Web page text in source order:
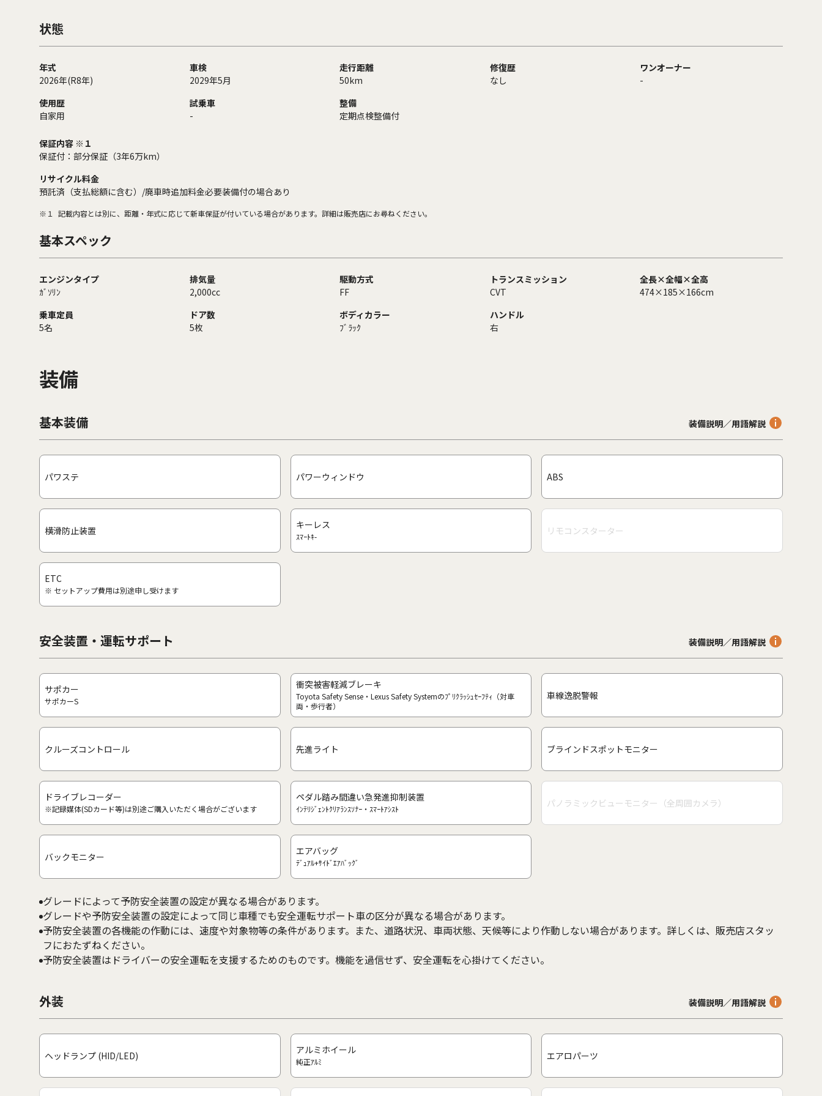
状態
年式
2026年(R8年)
車検
2029年5月
走行距離
50km
修復歴
なし
ワンオーナー
-
使用歴
自家用
試乗車
-
整備
定期点検整備付
保証内容 ※１
保証付：部分保証（3年6万km）
リサイクル料金
預託済（支払総額に含む）/廃車時追加料金必要装備付の場合あり
※１ 記載内容とは別に、距離・年式に応じて新車保証が付いている場合があります。詳細は販売店にお尋ねください。
基本スペック
エンジンタイプ
ｶﾞｿﾘﾝ
排気量
2,000cc
駆動方式
FF
トランスミッション
CVT
全長×全幅×全高
474×185×166cm
乗車定員
5名
ドア数
5枚
ボディカラー
ﾌﾞﾗｯｸ
ハンドル
右
装備
基本装備 装備説明／用語解説
パワステ パワーウィンドウ ABS
横滑防止装置 キーレス
ｽﾏｰﾄｷ- リモコンスターター
ETC
※ セットアップ費用は別途申し受けます
安全装置・運転サポート 装備説明／用語解説
サポカー
サポカーS
衝突被害軽減ブレーキ
Toyota Safety Sense・Lexus Safety Systemのﾌﾟﾘｸﾗｯｼｭｾｰﾌﾃｨ（対車
両・歩行者）
車線逸脱警報
クルーズコントロール 先進ライト ブラインドスポットモニター
ドライブレコーダー
※記録媒体(SDカード等)は別途ご購入いただく場合がございます
ペダル踏み間違い急発進抑制装置
ｲﾝﾃﾘｼﾞｪﾝﾄｸﾘｱﾗﾝｽｿﾅｰ・ｽﾏｰﾄｱｼｽﾄ パノラミックビューモニター（全周囲カメラ）
バックモニター エアバッグ
ﾃﾞｭｱﾙ+ｻｲﾄﾞｴｱﾊﾞｯｸﾞ
グレードによって予防安全装置の設定が異なる場合があります。
グレードや予防安全装置の設定によって同じ車種でも安全運転サポート車の区分が異なる場合があります。
予防安全装置の各機能の作動には、速度や対象物等の条件があります。また、道路状況、車両状態、天候等により作動しない場合があります。詳しくは、販売店スタッ
フにおたずねください。
予防安全装置はドライバーの安全運転を支援するためのものです。機能を過信せず、安全運転を心掛けてください。
外装 装備説明／用語解説
ヘッドランプ (HID/LED) アルミホイール
純正ｱﾙﾐ エアロパーツ